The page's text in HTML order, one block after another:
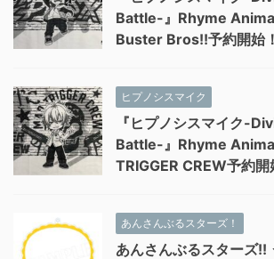
Battle-』Rhyme
Buster Bros!!予約開始！
ヒプノシスマイク
『ヒプノシスマイク-
Battle-』Rhyme
TRIGGER CREW予約開
あんさんぶるスターズ！
あんさんぶるスターズ!!